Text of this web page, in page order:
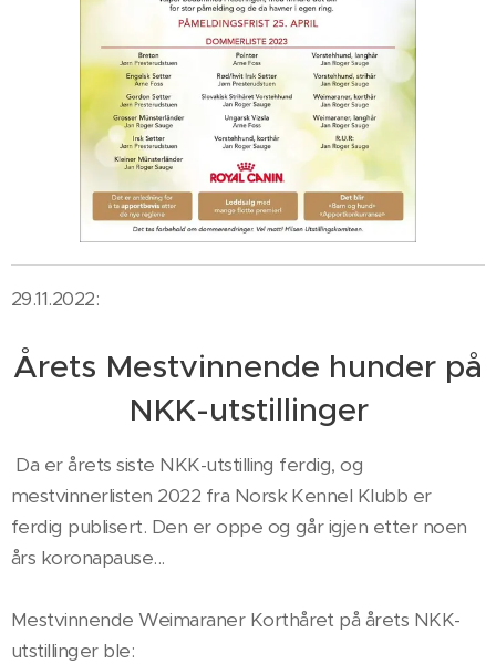
29.11.2022:
Årets Mestvinnende hunder på
NKK-utstillinger
Da er årets siste NKK-utstilling ferdig, og
mestvinnerlisten 2022 fra Norsk Kennel Klubb er
ferdig publisert. Den er oppe og går igjen etter noen
års koronapause...
Mestvinnende Weimaraner Korthåret på årets NKK-
utstillinger ble: